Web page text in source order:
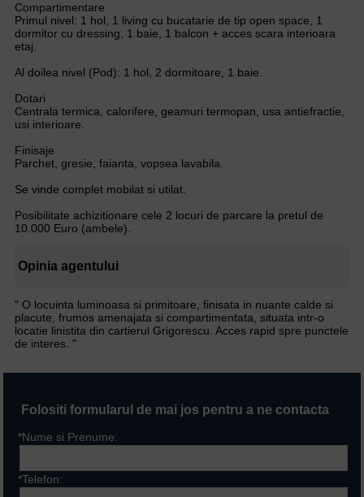
Compartimentare
Primul nivel: 1 hol, 1 living cu bucatarie de tip open space, 1
dormitor cu dressing, 1 baie, 1 balcon + acces scara interioara
etaj.
Al doilea nivel (Pod): 1 hol, 2 dormitoare, 1 baie.
Dotari
Centrala termica, calorifere, geamuri termopan, usa antiefractie,
usi interioare.
Finisaje
Parchet, gresie, faianta, vopsea lavabila.
Se vinde complet mobilat si utilat.
Posibilitate achizitionare cele 2 locuri de parcare la pretul de
10.000 Euro (ambele).
Opinia agentului
" O locuinta luminoasa si primitoare, finisata in nuante calde si
placute, frumos amenajata si compartimentata, situata intr-o
locatie linistita din cartierul Grigorescu. Acces rapid spre punctele
de interes. "
Folositi formularul de mai jos pentru a ne contacta
*Nume si Prenume:
*Telefon: